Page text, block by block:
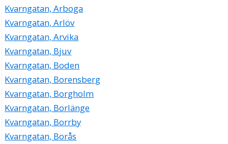
Kvarngatan, Arboga
Kvarngatan, Arlöv
Kvarngatan, Arvika
Kvarngatan, Bjuv
Kvarngatan, Boden
Kvarngatan, Borensberg
Kvarngatan, Borgholm
Kvarngatan, Borlänge
Kvarngatan, Borrby
Kvarngatan, Borås